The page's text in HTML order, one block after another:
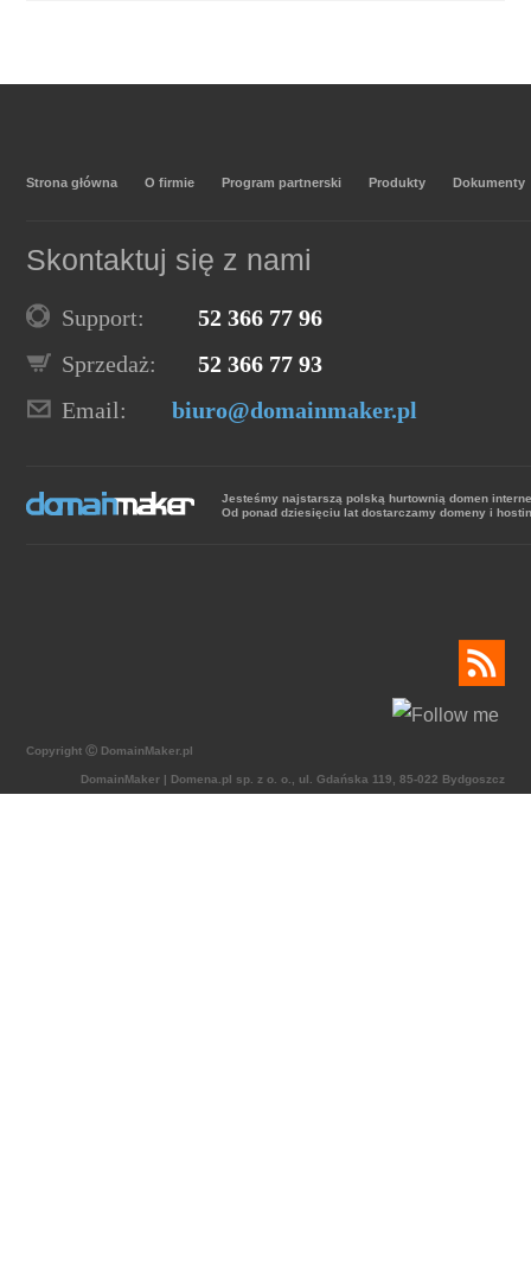
Strona główna O firmie Program partnerski Produkty Dokumenty
Skontaktuj się z nami
Support:
52 366 77 96
Sprzedaż:
52 366 77 93
Email:
biuro@domainmaker.pl
Jesteśmy najstarszą polską hurtownią domen
Od ponad dziesięciu lat dostarczamy domeny i
Copyright Ⓒ DomainMaker.pl
DomainMaker | Domena.pl sp. z o. o., ul. Gdańska 119, 85-022 Bydgoszcz